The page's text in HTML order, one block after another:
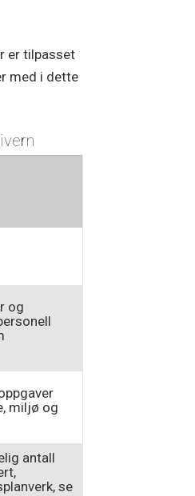
er tilpasset
med i dette
og
miljø og
antall
se